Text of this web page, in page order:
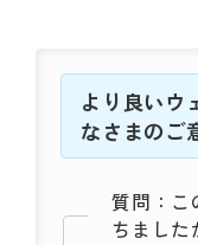
より良いウ
なさまのご
質問：こ
ちました